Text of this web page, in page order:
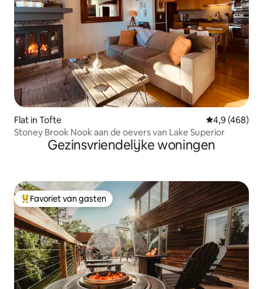
Flat in Tofte Gemiddelde
4,9 (468)
Stoney Brook Nook aan de oevers van Lake Superior
Gezinsvriendelijke woningen
Topfavoriet van gasten
Favoriet van gasten